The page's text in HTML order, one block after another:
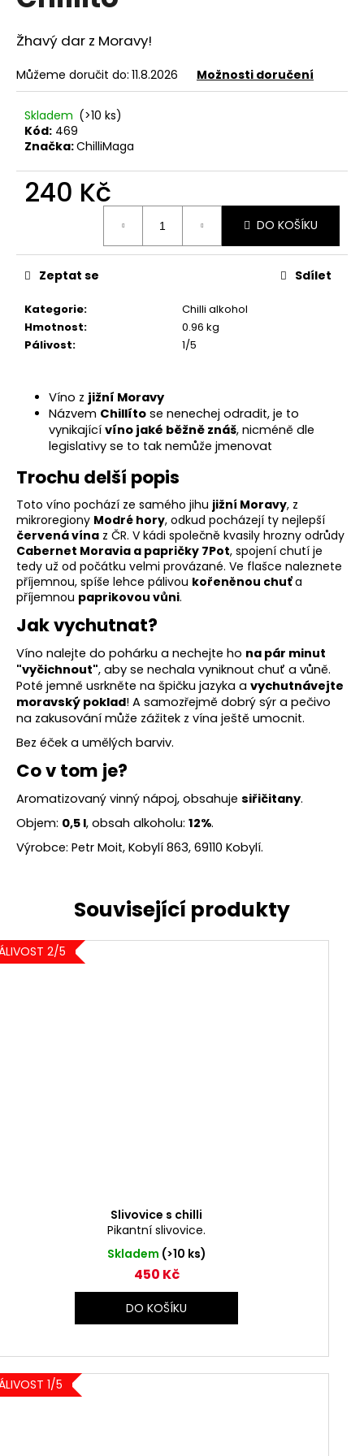
z
5
Žhavý dar z Moravy!
Můžeme doručit do: 11.8.2026 Možnosti doručení
Skladem (>10 ks)
Kód: 469
Značka:ChilliMaga
240 Kč
DO KOŠÍKU
Kategorie:
Chilli alkohol
Hmotnost:
0.96 kg
Pálivost: 1/5
Zeptat se Sdílet
Víno z jižní Moravy
Názvem Chillíto se nenechej odradit, je to
vynikající víno jaké běžně znáš, nicméně dle
legislativy se to tak nemůže jmenovat
Trochu delší popis
Toto víno pochází ze samého jihu jižní Moravy, z
mikroregiony Modré hory, odkud pocházejí ty nejlepší
červená vína z ČR. V kádi společně kvasily hrozny odrůdy
Cabernet Moravia a papričky 7Pot, spojení chutí je
tedy už od počátku velmi provázané. Ve flašce naleznete
příjemnou, spíše lehce pálivou kořeněnou chuťa
příjemnou paprikovou vůni.
Jak vychutnat?
Víno nalejte do pohárku a nechejte ho na pár minut
"vyčichnout", aby se nechala vyniknout chuť a vůně.
Poté jemně usrkněte na špičku jazyka a vychutnávejte
moravský poklad! A samozřejmě dobrý sýr a pečivo
na zakusování může zážitek z vína ještě umocnit.
Bez éček a umělých barviv.
Co v tom je?
Aromatizovaný vinný nápoj, obsahuje siřičitany.
Objem: 0,5 l, obsah alkoholu: 12%.
Výrobce: Petr Moit, Kobylí 863, 69110 Kobylí.
n
a
j
í
t
?
HLEDAT
o
p
o
m
SUŠENÉ
CHILLI
JERKY
95
Kč
2/5
Slivovice s chilli
Pikantní slivovice.
Skladem (>10 ks)
450 Kč
DO KOŠÍKU
1/5